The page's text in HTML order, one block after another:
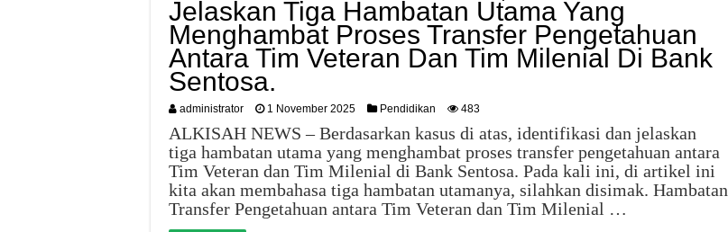
Jelaskan Tiga Hambatan Utama Yang
Menghambat Proses Transfer Pengetahuan
Antara Tim Veteran Dan Tim Milenial Di Bank
Sentosa.
administrator 1 November 2025 Pendidikan 483
ALKISAH NEWS – Berdasarkan kasus di atas, identifikasi dan jelaskan
tiga hambatan utama yang menghambat proses transfer pengetahuan antara
Tim Veteran dan Tim Milenial di Bank Sentosa. Pada kali ini, di artikel ini
kita akan membahasa tiga hambatan utamanya, silahkan disimak. Hambatan
Transfer Pengetahuan antara Tim Veteran dan Tim Milenial …